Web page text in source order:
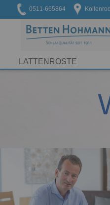
0511-665864
LATTENROSTE